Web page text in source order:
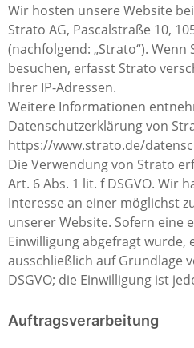
Wir hosten unsere Website
Strato AG, Pascalstraße 10,
(nachfolgend: „Strato“). Wenn
besuchen, erfasst Strato
Ihrer IP-Adressen.
Weitere Informationen
Datenschutzerklärung von
https://www.strato.de/
Die Verwendung von Strato
Art. 6 Abs. 1 lit. f DSGVO. Wir
Interesse an einer möglichst
unserer Website. Sofern eine
Einwilligung abgefragt
ausschließlich auf Grundlage
DSGVO; die Einwilligung ist
Auftragsverarbeitung